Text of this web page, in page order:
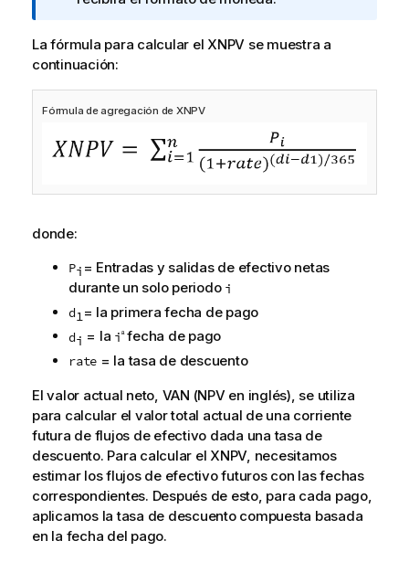
a
i
o
r
m
t
La fórmula para calcular el XNPV se muestra a
continuación:
Fórmula de agregación de XNPV
donde:
Pi = Entradas y salidas de efectivo netas
durante un solo periodo i
d1= la primera fecha de pago
di = la i ªfecha de pago
rate = la tasa de descuento
El valor actual neto, VAN (NPV en inglés), se utiliza
para calcular el valor total actual de una corriente
futura de flujos de efectivo dada una tasa de
descuento. Para calcular el XNPV, necesitamos
estimar los flujos de efectivo futuros con las fechas
correspondientes. Después de esto, para cada pago,
aplicamos la tasa de descuento compuesta basada
en la fecha del pago.